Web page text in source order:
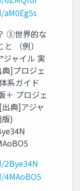
③世界的な
（例）
ジャイル 実
]プロジェ
系ガイド
＋ プロジェ
典]アジャ
)
2Bye34N